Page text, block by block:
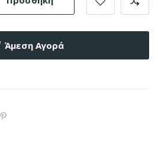
Άμεση Αγορά